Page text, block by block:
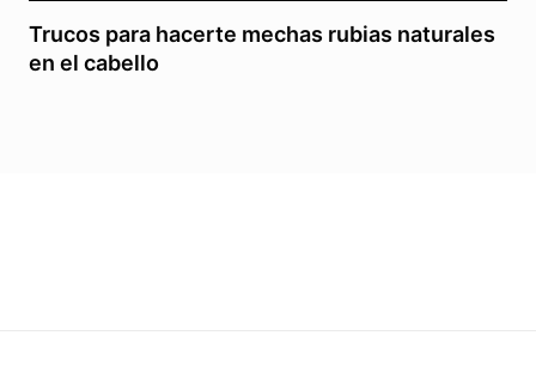
Trucos para hacerte mechas rubias naturales
en el cabello